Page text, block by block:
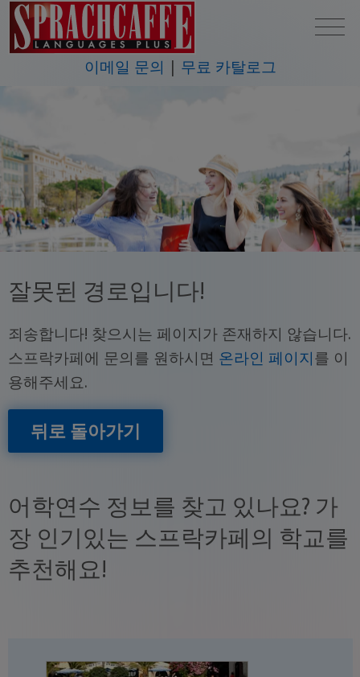
이메일 문의 무료 카탈로그
잘못된 경로입니다!
죄송합니다! 찾으시는 페이지가 존재하지 않습니다.
스프락카페에 문의를 원하시면 온라인 페이지를 이
용해주세요.
뒤로 돌아가기
어학연수 정보를 찾고 있나요? 가
장 인기있는 스프락카페의 학교를
추천해요!